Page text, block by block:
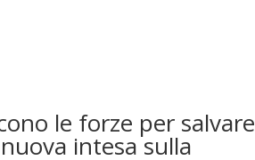
le forze per salvare
intesa sulla